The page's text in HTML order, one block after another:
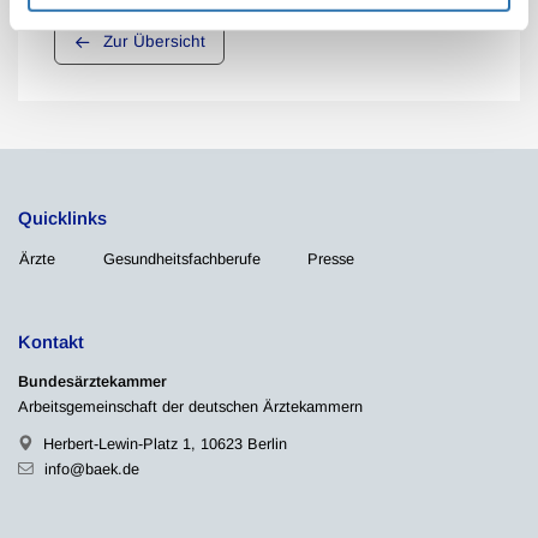
Zur Übersicht
Quicklinks
Ärzte Gesundheitsfachberufe Presse
Kontakt
Bundesärztekammer
Arbeitsgemeinschaft der deutschen Ärztekammern
Herbert-Lewin-Platz 1, 10623 Berlin
info@baek.de